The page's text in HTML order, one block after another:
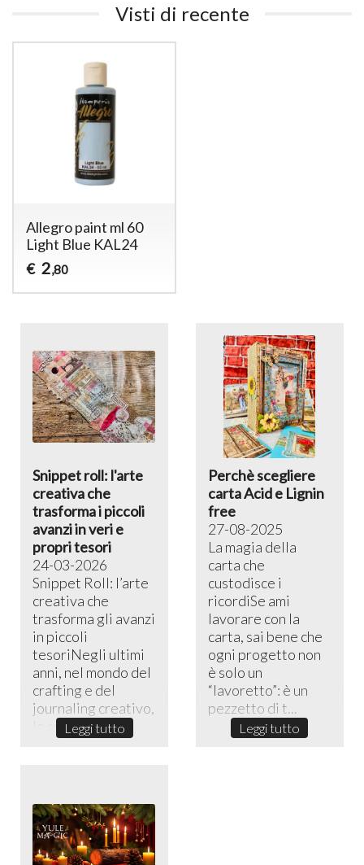
Visti di recente
Allegro paint ml 60
Light Blue KAL24
€ 2,80
Snippet roll: l'arte
creativa che
trasforma i piccoli
avanzi in veri e
propri tesori
24-03-2026
Snippet Roll: l’arte
creativa che
trasforma gli avanzi
in piccoli
tesoriNegli ultimi
anni, nel mondo del
crafting e del
journaling creativo,
lo sni...Leggi tutto
Perchè scegliere
carta Acid e Lignin
free
27-08-2025
La magia della
carta che
custodisce i
ricordiSe ami
lavorare con la
carta, sai bene che
ogni progetto non
è solo un
“lavoretto”: è un
pezzetto di t...
Leggi tutto